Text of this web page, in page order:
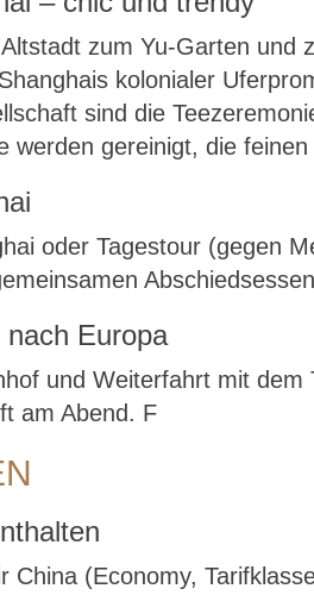
zum Yu-Garten und
kolonialer
sind die
werden gereinigt, die
oder Tagestour (gegen
Europa
und Weiterfahrt mit
am Abend. F
China (Economy,